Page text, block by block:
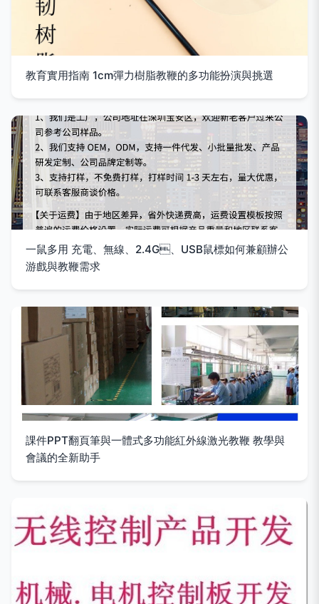
教育實用指南 1cm彈力樹脂教鞭的多功能扮演與挑選
一鼠多用 充電、無線、2.4G、USB鼠標如何兼顧辦公
游戲與教鞭需求
課件PPT翻頁筆與一體式多功能紅外線激光教鞭 教學與
會議的全新助手